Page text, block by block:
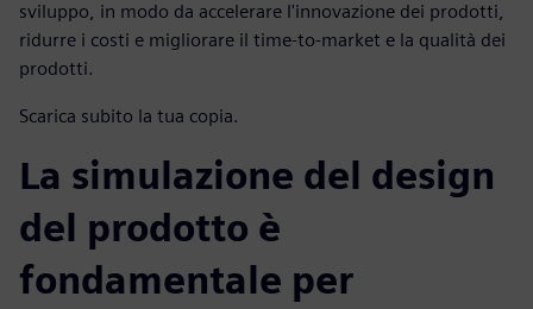
sviluppo, in modo da accelerare l'innovazione dei prodotti,
ridurre i costi e migliorare il time-to-market e la qualità dei
prodotti.
Scarica subito la tua copia.
La simulazione del design
del prodotto è
fondamentale per